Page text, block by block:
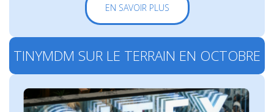
EN SAVOIR PLUS
TINYMDM SUR LE TERRAIN EN OCTOBRE